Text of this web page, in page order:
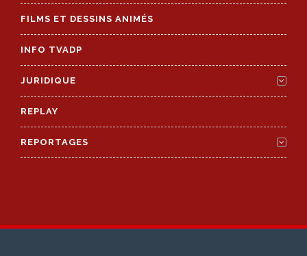
FILMS ET DESSINS ANIMÉS
INFO TVADP
JURIDIQUE
REPLAY
REPORTAGES